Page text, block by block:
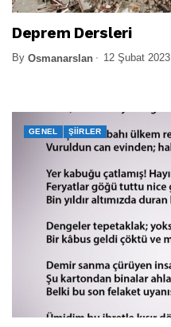
Deprem Dersleri
By Osmanarslan 12 Şubat 2023
GENEL ŞIIRLER